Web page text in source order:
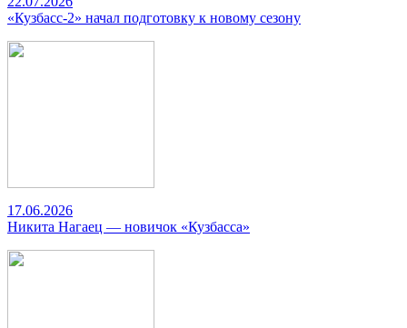
«Кузбасс-2» начал подготовку к новому сезону
17.06.2026
Никита Нагаец — новичок «Кузбасса»